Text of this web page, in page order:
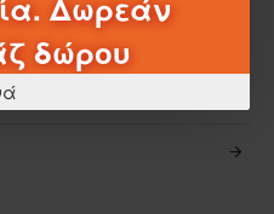
Δωρεάν
δώρου